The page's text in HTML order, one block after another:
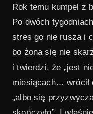
4 Kiedy
Mój osobisty
6 Podsumowanie:
Przeczytaj też
7.1 Ile
Rok temu kumpel z
Po dwóch
stres go nie rusza i
bo żona się nie
i twierdzi, że „jest
miesiącach… wrócił
„albo się